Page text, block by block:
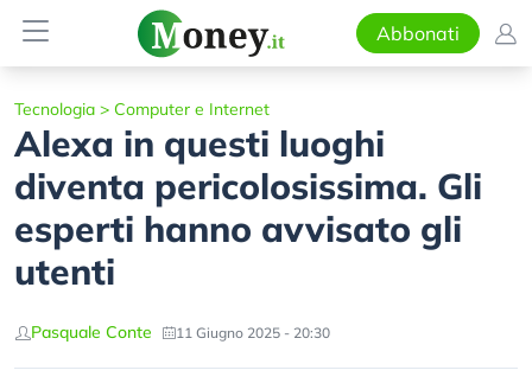
Abbonati
Tecnologia > Computer e Internet
Alexa in questi luoghi
diventa pericolosissima. Gli
esperti hanno avvisato gli
utenti
Pasquale Conte 11 Giugno 2025 - 20:30